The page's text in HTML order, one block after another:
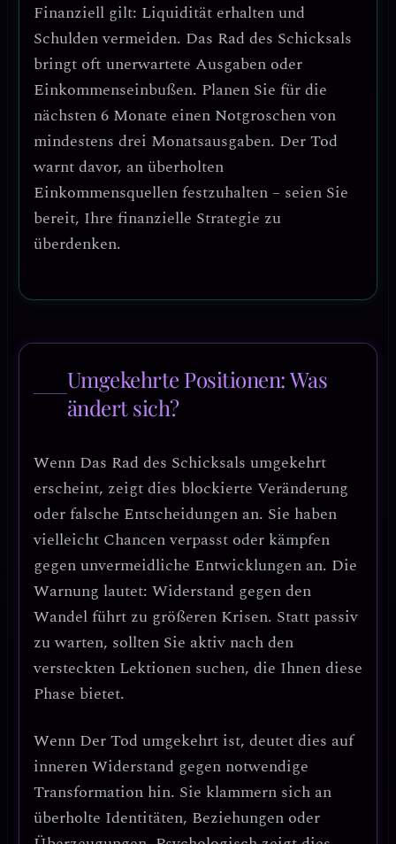
Finanziell gilt: Liquidität erhalten und
Schulden vermeiden. Das Rad des Schicksals
bringt oft unerwartete Ausgaben oder
Einkommenseinbußen. Planen Sie für die
nächsten 6 Monate einen Notgroschen von
mindestens drei Monatsausgaben. Der Tod
warnt davor, an überholten
Einkommensquellen festzuhalten – seien Sie
bereit, Ihre finanzielle Strategie zu
überdenken.
Umgekehrte Positionen: Was
ändert sich?
Wenn Das Rad des Schicksals umgekehrt
erscheint, zeigt dies blockierte Veränderung
oder falsche Entscheidungen an. Sie haben
vielleicht Chancen verpasst oder kämpfen
gegen unvermeidliche Entwicklungen an. Die
Warnung lautet: Widerstand gegen den
Wandel führt zu größeren Krisen. Statt passiv
zu warten, sollten Sie aktiv nach den
versteckten Lektionen suchen, die Ihnen diese
Phase bietet.
Wenn Der Tod umgekehrt ist, deutet dies auf
inneren Widerstand gegen notwendige
Transformation hin. Sie klammern sich an
überholte Identitäten, Beziehungen oder